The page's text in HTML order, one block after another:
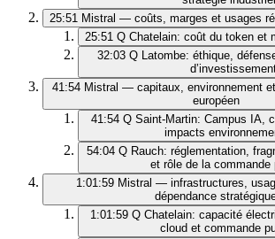
25:51 Mistral — coûts, marges et usages
25:51 Q Chatelain: coût du token et
32:03 Q Latombe: éthique,
41:54 Mistral — capitaux, environnement
européen
41:54 Q Saint‑Martin: Campus IA,
impacts
54:04 Q Rauch: réglementation,
et rôle de la commande
1:01:59 Mistral — infrastructures,
dépendance
1:01:59 Q Chatelain: capacité
cloud et commande